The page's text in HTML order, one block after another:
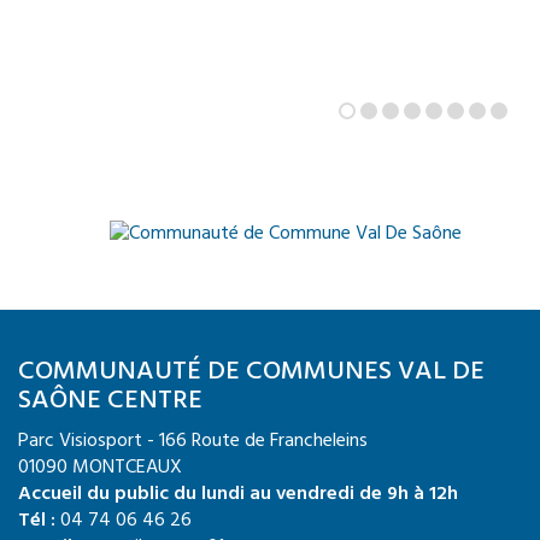
COMMUNAUTÉ DE COMMUNES VAL DE
SAÔNE CENTRE
Parc Visiosport - 166 Route de Francheleins
01090 MONTCEAUX
Accueil du public du lundi au vendredi de 9h à 12h
Tél :04 74 06 46 26